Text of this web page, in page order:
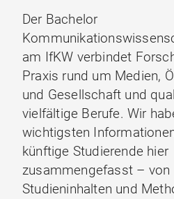
Der Bachelor
am IfKW verbindet
Praxis rund um Medien,
und Gesellschaft und
vielfältige Berufe. Wir
wichtigsten
künftige Studierende hier
zusammengefasst – von
Studieninhalten und